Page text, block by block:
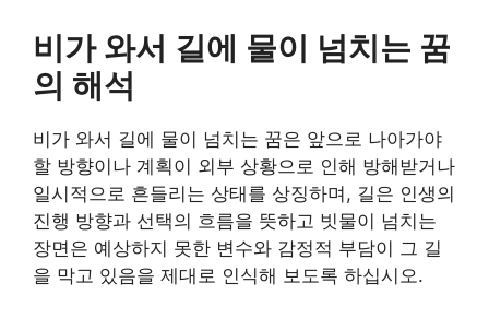
비가 와서 길에 물이 넘치는 꿈
의 해석
비가 와서 길에 물이 넘치는 꿈은 앞으로 나아가야
할 방향이나 계획이 외부 상황으로 인해 방해받거나
일시적으로 흔들리는 상태를 상징하며, 길은 인생의
진행 방향과 선택의 흐름을 뜻하고 빗물이 넘치는
장면은 예상하지 못한 변수와 감정적 부담이 그 길
을 막고 있음을 제대로 인식해 보도록 하십시오.